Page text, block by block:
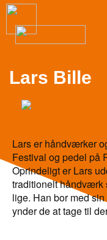
Lars Bille
Lars er håndværker
Festival og pedel på
Oprindeligt er Lars
traditionelt håndværk
lige. Han bor med
ynder de at tage til